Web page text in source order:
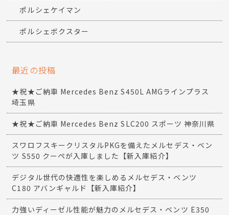
ポルシェケイマン
ポルシェボクスター
最近の投稿
★祝★ご納車 Mercedes Benz S450L AMGラインプラス
埼玉県
★祝★ご納車 Mercedes Benz SLC200 スポーツ 神奈川県
スワロフスキークリスタルPKGを備えたメルセデス・ベン
ツ S550 クーペが入庫しました【新入庫紹介】
デジタル世代の快適性を楽しめるメルセデス・ベンツ
C180 アバンギャルド【新入庫紹介】
力強いディーゼル性能が魅力のメルセデス・ベンツ E350